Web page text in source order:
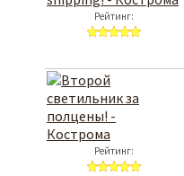
Рейтинг:
Рейтинг: